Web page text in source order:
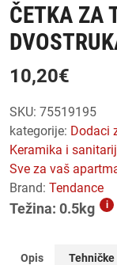
ČETKA ZA
10,20€
SKU: 75519195
kategorije:
keramika i
sve za vaš
Brand: Tendance
Težina: 0.5kg i
Opis Tehničke